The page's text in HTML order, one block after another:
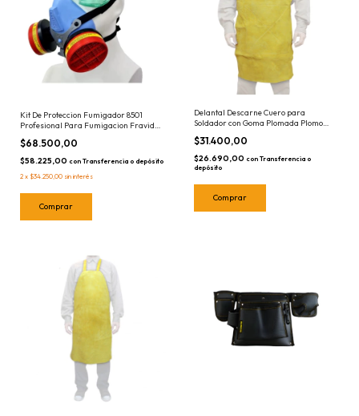
Kit De Proteccion Fumigador 8501
Profesional Para Fumigacion Fravida
$68.500,00
$58.225,00 con Transferencia o depósito
2 x $34.250,00 sin interés
Delantal Descarne Cuero para
Soldador con Goma Plomada Plomo
0,90 x 0,60
$31.400,00
$26.690,00 con Transferencia o
depósito